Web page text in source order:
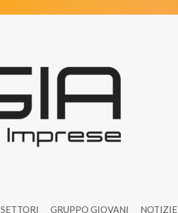
SETTORI GRUPPO GIOVANI NOTIZIE